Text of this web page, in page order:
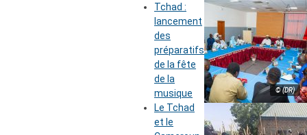
© (DR)
Tchad :
lancement
des
préparatifs
de la fête
de la
musique
Le Tchad
et le